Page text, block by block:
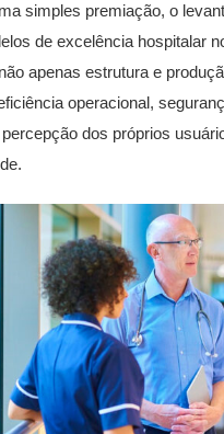
simples premiação, o
de excelência hospitalar
apenas estrutura e
operacional,
dos próprios